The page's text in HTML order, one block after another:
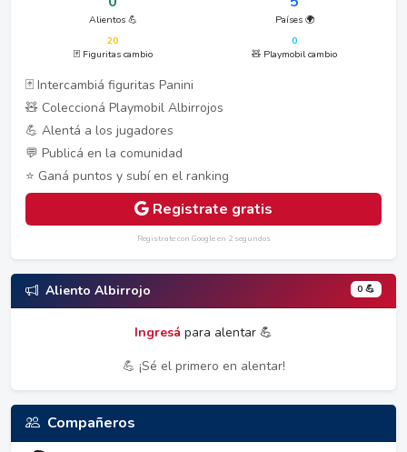
Alientos 💪
Países 🌍
20
🃏 Figuritas cambio
0
🧸 Playmobil cambio
🃏 Intercambiá figuritas Panini
🧸 Coleccioná Playmobil Albirrojos
💪 Alentá a los jugadores
💬 Publicá en la comunidad
⭐ Ganá puntos y subí en el ranking
Registrate gratis
Registrate con Google en 2 segundos
Aliento Albirrojo 0 💪
Ingresá para alentar 💪
💪 ¡Sé el primero en alentar!
Compañeros